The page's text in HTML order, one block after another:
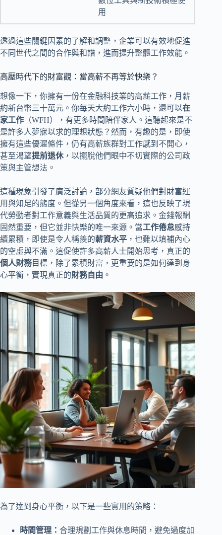
用
透過這些關鍵因素的了解和調整，企業可以有效地促進
不同世代之間的合作與和諧，進而提升整體工作效能。
高壓時代下的財富觀：當高薪不再等於快樂？
想像一下，你擁有一份在金融科技業的高薪工作，月薪
約新台幣三十萬元。你每天大約工作六小時，還可以在
家工作 （WFH），有更多時間陪伴家人。這聽起來是不
是許多人夢寐以求的理想狀態？然而，有趣的是，即使
擁有這些優渥條件，仍有高薪族群對工作感到不開心，
甚至渴望提前退休，以擺脫他們眼中不切實際的公司政
策與主管想法。
這種現象引發了廣泛討論，部分網友質疑他們對財富運
用與知足的態度。但從另一個角度來看，這也反映了現
代勞動者對工作意義與生活品質的更高追求。金錢報酬
固然重要，但它並非快樂的唯一來源。當工作倦怠感持
續累積，即使是令人稱羨的薪資水平 ，也難以填補內心
的空虛與不滿。這促使許多高薪人士開始思考，真正的
個人財務目標，除了累積財富，更重要的是如何達到身
心平衡，實現真正的財務自由 。
為了達到身心平衡，以下是一些實用的策略：
時間管理： 合理規劃工作與休息時間，避免過度加